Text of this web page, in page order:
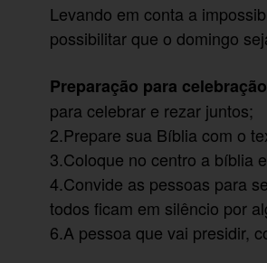
Levando em conta a
possibilitar que o domingo
Preparação para celebração
para celebrar e rezar juntos;
2.Prepare sua Bíblia com o
3.Coloque no centro a bíblia
4.Convide as pessoas para
todos ficam em silêncio por
6.A pessoa que vai presidir,